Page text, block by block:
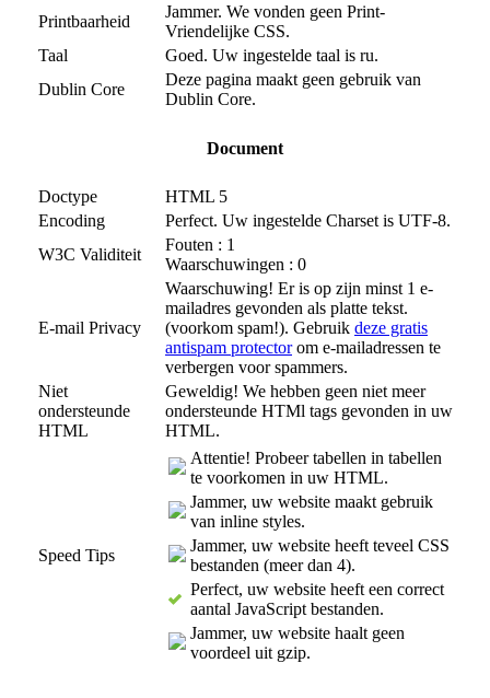
Printbaarheid
Jammer. We vonden geen Print-
Vriendelijke CSS.
Taal
Goed. Uw ingestelde taal is ru.
Dublin Core
Deze pagina maakt geen gebruik van
Dublin Core.
Document
Doctype
HTML 5
Encoding
Perfect. Uw ingestelde Charset is UTF-8.
W3C Validiteit
Fouten : 1
Waarschuwingen : 0
E-mail Privacy
Waarschuwing! Er is op zijn minst 1 e-
mailadres gevonden als platte tekst.
(voorkom spam!). Gebruik deze gratis
antispam protectorom e-mailadressen te
verbergen voor spammers.
Niet
ondersteunde
HTML
Geweldig! We hebben geen niet meer
ondersteunde HTMl tags gevonden in uw
HTML.
Speed Tips
Attentie! Probeer tabellen in tabellen
te voorkomen in uw HTML.
Jammer, uw website maakt gebruik
van inline styles.
Jammer, uw website heeft teveel CSS
bestanden (meer dan 4).
Perfect, uw website heeft een correct
aantal JavaScript bestanden.
Jammer, uw website haalt geen
voordeel uit gzip.